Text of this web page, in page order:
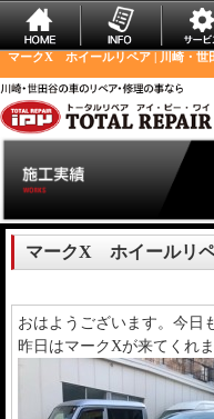
マークX ホイールリペア | 川崎・世
マークX ホイールリ
おはようございます。今日
昨日はマークXが来てくれま